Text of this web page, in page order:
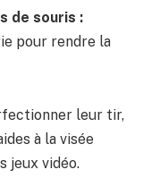
de souris :
pour rendre la
leur tir,
à la visée
jeux vidéo.